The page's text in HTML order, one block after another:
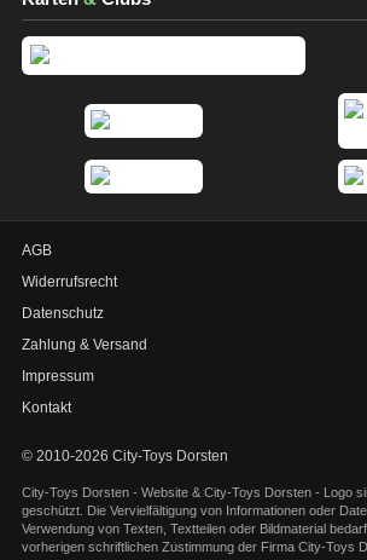
AGB
Widerrufsrecht
Datenschutz
Zahlung & Versand
Impressum
Kontakt
© 2010-2026 City-Toys Dorsten
City-Toys Dorsten - Website & City-Toys Dorsten - Logo
geschützt. Die Vervielfältigung von Informationen oder
Verwendung von Texten, Textteilen oder Bildmaterial
vorherigen schriftlichen Zustimmung der Firma City-Toys